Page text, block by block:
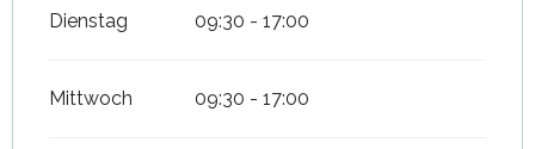
Dienstag 09:30 - 17:00
Mittwoch 09:30 - 17:00